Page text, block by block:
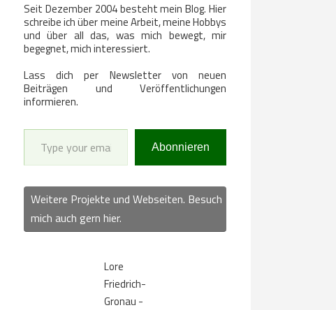
Seit Dezember 2004 besteht mein Blog. Hier
schreibe ich über meine Arbeit, meine Hobbys
und über all das, was mich bewegt, mir
begegnet, mich interessiert.
Lass dich per Newsletter von neuen
Beiträgen und Veröffentlichungen
informieren.
Type your email…
Abonnieren
Weitere Projekte und Webseiten. Besuch
mich auch gern hier.
Lore
Friedrich-
Gronau -